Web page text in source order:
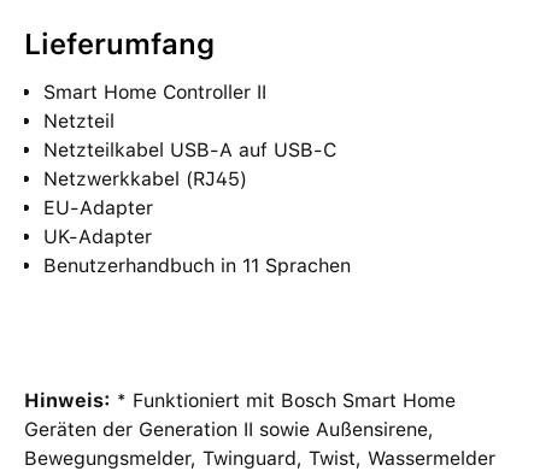
Lieferumfang
Smart Home Controller II
Netzteil
Netzteilkabel USB-A auf USB-C
Netzwerkkabel (RJ45)
EU-Adapter
UK-Adapter
Benutzerhandbuch in 11 Sprachen
Hinweis: * Funktioniert mit Bosch Smart Home
Geräten der Generation II sowie Außensirene,
Bewegungsmelder, Twinguard, Twist, Wassermelder